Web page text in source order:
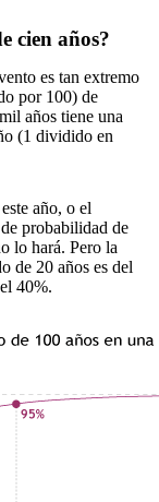
cien años?
es tan extremo
por 100) de
años tiene una
(1 dividido en
año, o el
probabilidad de
lo hará. Pero la
de 20 años es del
40%.